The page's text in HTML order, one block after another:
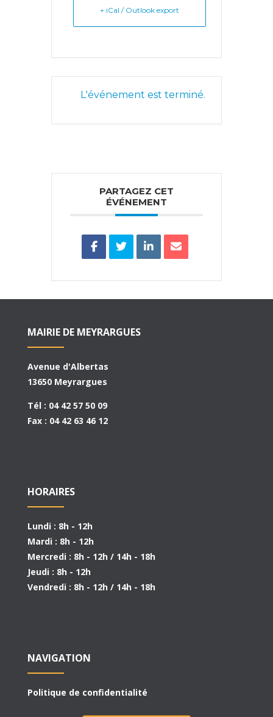
+ iCal / Outlook export
L'événement est terminé.
PARTAGEZ CET
ÉVÉNEMENT
MAIRIE DE MEYRARGUES
Avenue d'Albertas
13650 Meyrargues
Tél : 04 42 57 50 09
Fax : 04 42 63 46 12
HORAIRES
Lundi : 8h - 12h
Mardi : 8h - 12h
Mercredi : 8h - 12h / 14h - 18h
Jeudi : 8h - 12h
Vendredi : 8h - 12h / 14h - 18h
NAVIGATION
Politique de confidentialité